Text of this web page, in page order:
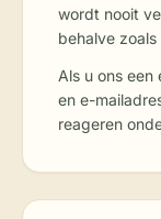
wordt nooit
behalve
Als u ons
en e-
reageren